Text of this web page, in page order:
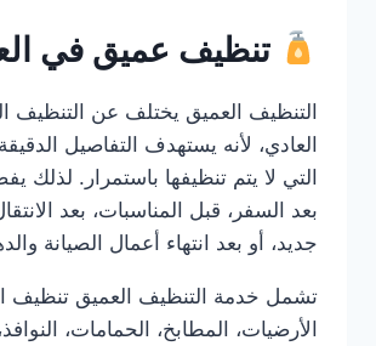
تنظيف عميق في
التنظيف العميق يختلف عن التنظيف
العادي، لأنه يستهدف التفاصيل الدقيقة
التي لا يتم تنظيفها باستمرار. لذلك
بعد السفر، قبل المناسبات، بعد
جديد، أو بعد انتهاء أعمال الصيانة
تشمل خدمة التنظيف العميق تنظيف
الأرضيات، المطابخ، الحمامات،